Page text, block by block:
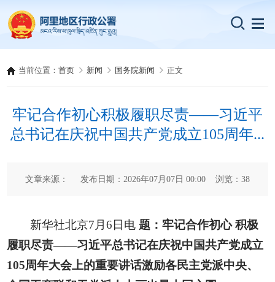
当前位置：首页 新闻 国务院新闻 正文
牢记合作初心积极履职尽责——习近平
总书记在庆祝中国共产党成立105周年...
文章来源： 发布日期：2026年07月07日 00:00 浏览： 38
新华社北京7月6日电 题：牢记合作初心 积极
履职尽责——习近平总书记在庆祝中国共产党成立
105周年大会上的重要讲话激励各民主党派中央、